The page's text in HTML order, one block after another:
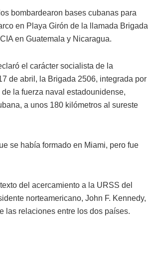
bombardearon bases cubanas para
en Playa Girón de la llamada Brigada
en Guatemala y Nicaragua.
el carácter socialista de la
de abril, la Brigada 2506, integrada por
la fuerza naval estadounidense,
a unos 180 kilómetros al sureste
se había formado en Miami, pero fue
del acercamiento a la URSS del
norteamericano, John F. Kennedy,
las relaciones entre los dos países.